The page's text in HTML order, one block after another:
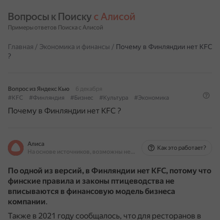
Вопросы к Поиску с Алисой
Примеры ответов Поиска с Алисой
Главная / Экономика и финансы / Почему в Финляндии нет KFC
?
Вопрос из Яндекс Кью
6 декабря
#KFC
#Финляндия #Бизнес #Культура #Экономика
Почему в Финляндии нет KFC ?
Алиса
На основе источников, возможны неточности
Как это работает?
По одной из версий, в Финляндии нет KFC, потому что
финские правила и законы птицеводства не
вписываются в финансовую модель бизнеса
компании.
Также в 2021 году сообщалось, что для ресторанов в